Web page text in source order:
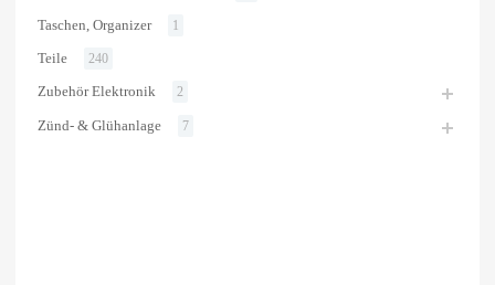
Taschen, Organizer 1
Teile 240
Zubehör Elektronik 2
Zünd- & Glühanlage 7